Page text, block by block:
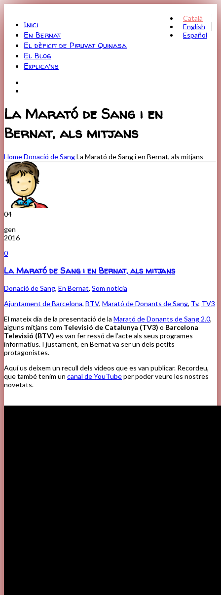
Català
English
Español
Inici
En Bernat
El dèficit de Piruvat Quinasa
El Blog
Explica’ns
La Marató de Sang i en
Bernat, als mitjans
HomeDonació de SangLa Marató de Sang i en Bernat, als mitjans
04
gen
2016
0
La Marató de Sang i en Bernat, als mitjans
Donació de Sang, En Bernat, Som notícia
Ajuntament de Barcelona, BTV, Marató de Donants de Sang, Tv, TV3
El mateix dia de la presentació de la Marató de Donants de Sang 2.0,
alguns mitjans com Televisió de Catalunya (TV3) o Barcelona
Televisió (BTV) es van fer ressó de l’acte als seus programes
informatius. I justament, en Bernat va ser un dels petits
protagonistes.
Aquí us deixem un recull dels vídeos que es van publicar. Recordeu,
que també tenim un canal de YouTubeper poder veure les nostres
novetats.